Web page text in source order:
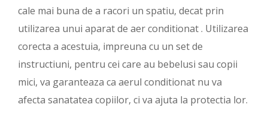
cale mai buna de a racori un spatiu, decat prin
utilizarea unui aparat de aer conditionat . Utilizarea
corecta a acestuia, impreuna cu un set de
instructiuni, pentru cei care au bebelusi sau copii
mici, va garanteaza ca aerul conditionat nu va
afecta sanatatea copiilor, ci va ajuta la protectia lor.